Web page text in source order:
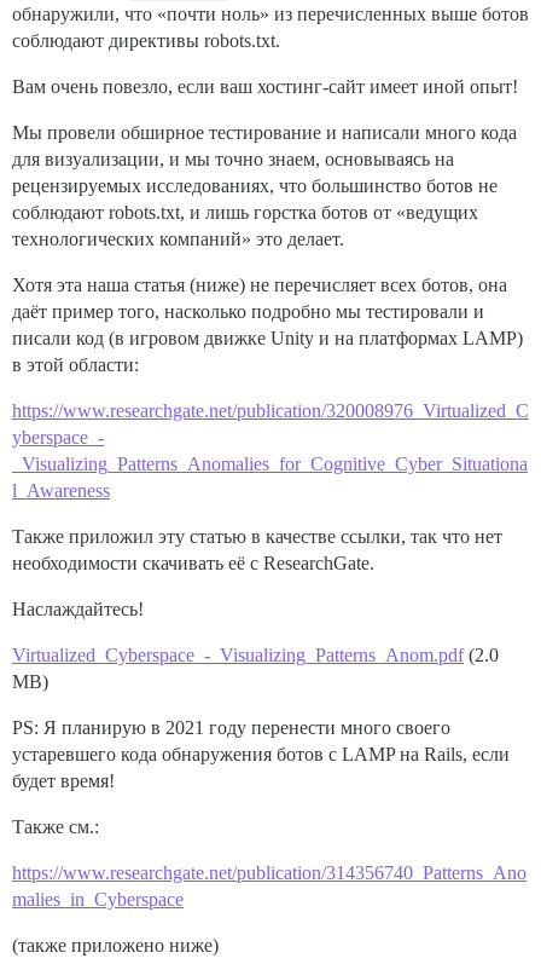
обнаружили, что «почти ноль» из перечисленных выше ботов
соблюдают директивы robots.txt.
Вам очень повезло, если ваш хостинг-сайт имеет иной опыт!
Мы провели обширное тестирование и написали много кода
для визуализации, и мы точно знаем, основываясь на
рецензируемых исследованиях, что большинство ботов не
соблюдают robots.txt, и лишь горстка ботов от «ведущих
технологических компаний» это делает.
Хотя эта наша статья (ниже) не перечисляет всех ботов, она
даёт пример того, насколько подробно мы тестировали и
писали код (в игровом движке Unity и на платформах LAMP)
в этой области:
https://www.researchgate.net/publication/320008976_Virtualized_C
yberspace_-
_Visualizing_Patterns_Anomalies_for_Cognitive_Cyber_Situationa
l_Awareness
Также приложил эту статью в качестве ссылки, так что нет
необходимости скачивать её с ResearchGate.
Наслаждайтесь!
Virtualized_Cyberspace_-_Visualizing_Patterns_Anom.pdf(2.0
MB)
PS: Я планирую в 2021 году перенести много своего
устаревшего кода обнаружения ботов с LAMP на Rails, если
будет время!
Также см.:
https://www.researchgate.net/publication/314356740_Patterns_Ano
malies_in_Cyberspace
(также приложено ниже)